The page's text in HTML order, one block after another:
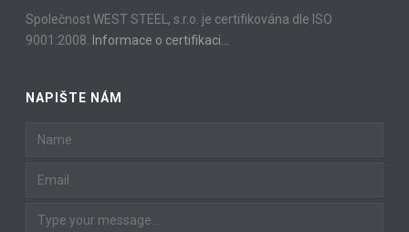
Společnost WEST STEEL, s.r.o. je certifikována dle ISO
9001:2008. Informace o certifikaci…
NAPIŠTE NÁM